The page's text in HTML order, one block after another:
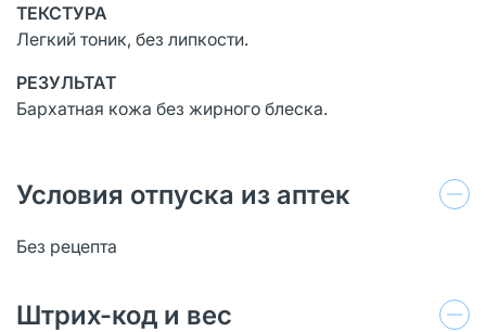
ТЕКСТУРА
Легкий тоник, без липкости.
РЕЗУЛЬТАТ
Бархатная кожа без жирного блеска.
Условия отпуска из аптек
Без рецепта
Штрих-код и вес